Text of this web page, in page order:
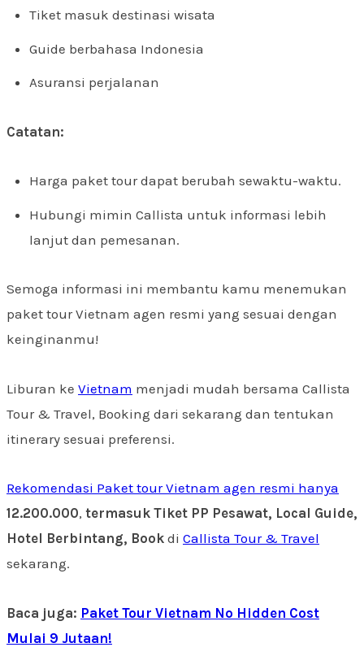
Tiket masuk destinasi wisata
Guide berbahasa Indonesia
Asuransi perjalanan
Catatan:
Harga paket tour dapat berubah sewaktu-waktu.
Hubungi mimin Callista untuk informasi lebih
lanjut dan pemesanan.
Semoga informasi ini membantu kamu menemukan
paket tour Vietnam agen resmi yang sesuai dengan
keinginanmu!
Liburan ke Vietnam menjadi mudah bersama Callista
Tour & Travel, Booking dari sekarang dan tentukan
itinerary sesuai preferensi.
Rekomendasi Paket tour Vietnam agen resmi hanya
12.200.000, termasuk Tiket PP Pesawat, Local Guide,
Hotel Berbintang, Book di Callista Tour & Travel
sekarang.
Baca juga: Paket Tour Vietnam No Hidden Cost
Mulai 9 Jutaan!